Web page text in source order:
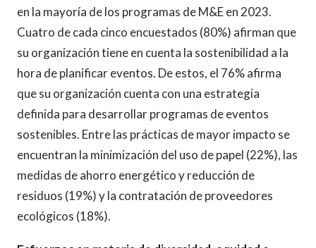
en la mayoría de los programas de M&E en 2023.
Cuatro de cada cinco encuestados (80%) afirman que
su organización tiene en cuenta la sostenibilidad a la
hora de planificar eventos. De estos, el 76% afirma
que su organización cuenta con una estrategia
definida para desarrollar programas de eventos
sostenibles. Entre las prácticas de mayor impacto se
encuentran la minimización del uso de papel (22%), las
medidas de ahorro energético y reducción de
residuos (19%) y la contratación de proveedores
ecológicos (18%).